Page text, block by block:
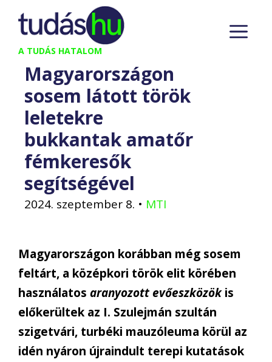
Kilépés
tartalomba
A TUDÁS HATALOM
Magyarországon
sosem látott török
leletekre
bukkantak amatőr
fémkeresők
segítségével
2024. szeptember 8. • MTI
Magyarországon korábban még sosem
feltárt, a középkori török elit körében
használatos aranyozott evőeszközökis
előkerültek az I. Szulejmán szultán
szigetvári, turbéki mauzóleuma körül az
idén nyáron újraindult terepi kutatások